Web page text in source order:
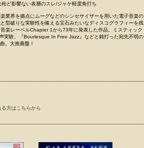
ど影響ない表層のスレ/ジャケ軽度角打ち
業界を拠点にムーグなどのシンセサイザーを用いた電子音楽の
型破りな実験性を備える宝石みたいなディスコグラフィーを残
楽レーベルChapter 1から73年に発表した作品。ミスティック
実験、『Bourlesque In Free Jazz』などと銘打った宛先不明の
。大推薦盤！
方はこちらから